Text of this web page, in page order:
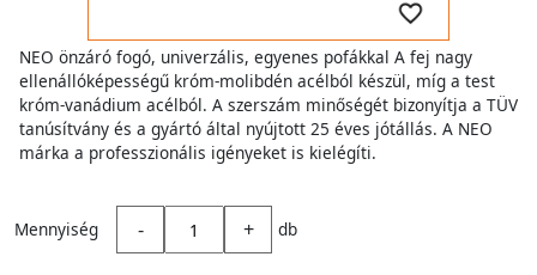
NEO önzáró fogó, univerzális, egyenes pofákkal A fej nagy
ellenállóképességű króm-molibdén acélból készül, míg a test
króm-vanádium acélból. A szerszám minőségét bizonyítja a TÜV
tanúsítvány és a gyártó által nyújtott 25 éves jótállás. A NEO
márka a professzionális igényeket is kielégíti.
Mennyiség - + db